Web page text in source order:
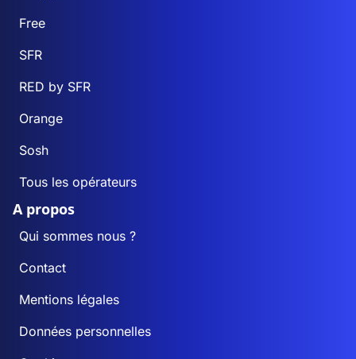
Free
SFR
RED by SFR
Orange
Sosh
Tous les opérateurs
A propos
Qui sommes nous ?
Contact
Mentions légales
Données personnelles